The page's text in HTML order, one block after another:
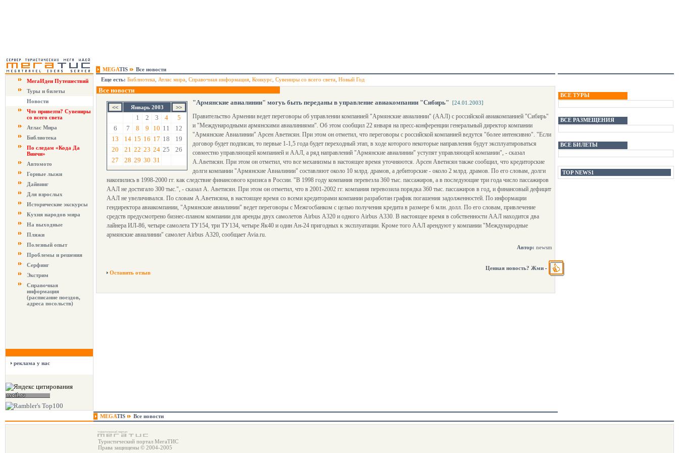
MEGATIS
Все новости
МегаИдеи Путешествий
Туры и билеты
Новости
Что привезти? Сувениры
со всего света
Атлас Мира
Библиотека
По следам «Кода Да
Винчи»
Автомото
Горные лыжи
Дайвинг
Для взрослых
Исторические экскурсы
Кухня народов мира
На выходные
Пляжи
Полезный опыт
Проблемы и решения
Серфинг
Экстрим
Справочная
информация
(расписание поездов,
адреса посольств)
реклама у нас
Еще есть: Библиотека Атлас мира Справочная информация Конкурс Сувениры со всего света Новый Год
Все новости
Январь 2003
1 2 3 4
5
6
7 8 9 10 11
12
13
14 15 16 17 18
19
20
21 22 23 24 25
26
27
28 29 30 31
"Армянские авиалинии" могуь быть переданы в управление авиакомпании "Сибирь" [24.01.2003]
Правительство Армении ведет переговоры об управлении компанией "Армянские авиалинии" (ААЛ) с российской авиакомпанией "Сибирь"
и "Международными армянскими авиалиниями". Об этом сообщил 22 января на пресс-конференции генеральный директор компании
"Армянские Авиалинии" Арсен Аветисян. При этом он отметил, что переговоры с российской компанией ведутся "более интенсивно". "Если
договор будет подписан, то первые 1-1,5 года будет переходный этап, в ходе которого некоторые направления будут эксплуатироваться
совместно управляющей компанией и ААЛ, а ряд направлений "Армянские авиалинии" уступят управляющей компании", - сказал
А.Аветисян. При этом он отметил, что все механизмы в настоящее время уточняются. Арсен Аветисян также сообщил, что кредиторские
долги компании "Армянские Авиалинии" составляют около 10 млрд. драмов, а дебиторские - около 2 млрд. драмов. По его словам, долги
накопились в 1998-2000 гг. как следствие финансового кризиса в России. "В 1998 году компания перевезла 360 тыс. пассажиров, а в последующие три года число пассажиров
ААЛ не достигало 300 тыс.", - сказал А. Аветисян. При этом он отметил, что в 2001-2002 гг. компания перевозила порядка 360 тыс. пассажиров в год, и финансовый дефицит
ААЛ не увеличивался. По словам А.Аветисяна, в настоящее время со всеми кредиторами компании разработан график погашения задолженностей. По информации
гендиректора авиакомпании, "Армянские авиалинии" ведет переговоры с Межгосбанком с целью получения кредита в размере 6 млн. долл. По его словам, привлечение
средств предусмотрено бизнес-планом компании для аренды двух самолетов Airbus А320 и одного Airbus А330. В настоящее время в собственности ААЛ находится два
лайнера ИЛ-86, четыре самолета ТУ154, три ТУ134, четыре Як40 и один Ан-24 пригодных к эксплуатации. Кроме того ААЛ арендуют у компании "Международные
армянские авиалинии" самолет Airbus А320, сообщает Avia.ru.
Автор: newsm
Оставить отзыв
Ценная новость? Жми -
ВСЕ ТУРЫ
ВСЕ РАЗМЕЩЕНИЯ
ВСЕ БИЛЕТЫ
TOP NEWS1
MEGATIS Все новости
Туристический портал МегаТИС
Права защищены © 2004-2005